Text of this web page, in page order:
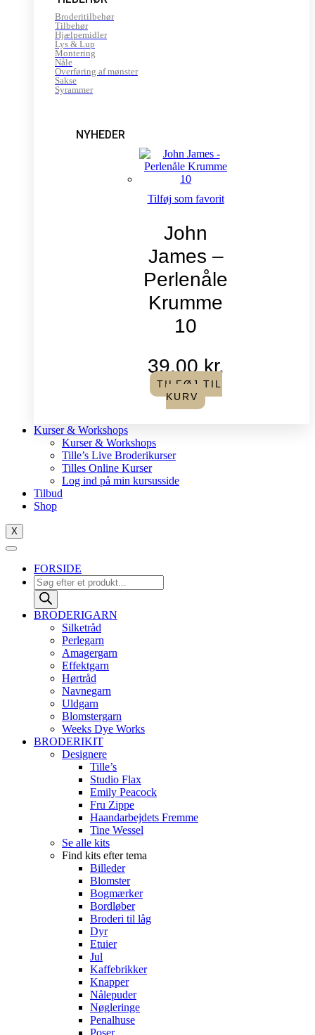
Broderitilbehør
Tilbehør
Hjælpemidler
Lys & Lup
Montering
Nåle
Overføring af mønster
Sakse
Syrammer
NYHEDER
Tilføj som favorit
John
James –
Perlenåle
Krumme
10
39,00kr.
TILFØJ TIL
KURV
Kurser & Workshops
Kurser & Workshops
Tille’s Live Broderikurser
Tilles Online Kurser
Log ind på min kursusside
Tilbud
Shop
X
FORSIDE
Products
search
BRODERIGARN
Silketråd
Perlegarn
Amagergarn
Effektgarn
Hørtråd
Navnegarn
Uldgarn
Blomstergarn
Weeks Dye Works
BRODERIKIT
Designere
Tille’s
Studio Flax
Emily Peacock
Fru Zippe
Haandarbejdets Fremme
Tine Wessel
Se alle kits
Find kits efter tema
Billeder
Blomster
Bogmærker
Bordløber
Broderi til låg
Dyr
Etuier
Jul
Kaffebrikker
Knapper
Nålepuder
Nøgleringe
Penalhuse
Poser